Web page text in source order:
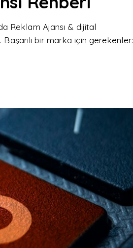
Reklam Ajansı & dijital
bir marka için gerekenler: